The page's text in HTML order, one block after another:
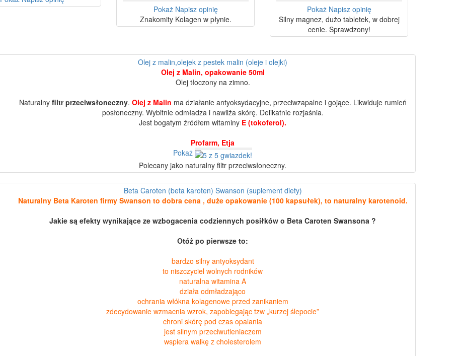
Pokaż Napisz opinię
Znakomity Kolagen w płynie.
Pokaż Napisz opinię
Silny magnez, dużo tabletek, w dobrej
cenie. Sprawdzony!
Olej z malin,olejek z pestek malin (oleje i olejki)
Olej z Malin, opakowanie 50ml
Olej tłoczony na zimno.
Naturalny filtr przeciwsłoneczny. Olej z Malin ma działanie antyoksydacyjne, przeciwzapalne i gojące. Likwiduje rumień
posłoneczny. Wybitnie odmładza i nawilża skórę. Delikatnie rozjaśnia.
Jest bogatym źródłem witaminy E (tokoferol).
Profarm, Etja
Pokaż
Polecany jako naturalny filtr przeciwsłoneczny.
Beta Caroten (beta karoten) Swanson (suplement diety)
Naturalny Beta Karoten firmy Swanson to dobra cena , duże opakowanie (100 kapsułek), to naturalny karotenoid.
Jakie są efekty wynikające ze wzbogacenia codziennych posiłków o Beta Caroten Swansona ?
Otóż po pierwsze to:
bardzo silny antyoksydant
to niszczyciel wolnych rodników
naturalna witamina A
działa odmładzająco
ochrania włókna kolagenowe przed zanikaniem
zdecydowanie wzmacnia wzrok, zapobiegając tzw „kurzej ślepocie”
chroni skórę pod czas opalania
jest silnym przeciwutleniaczem
wspiera walkę z cholesterolem